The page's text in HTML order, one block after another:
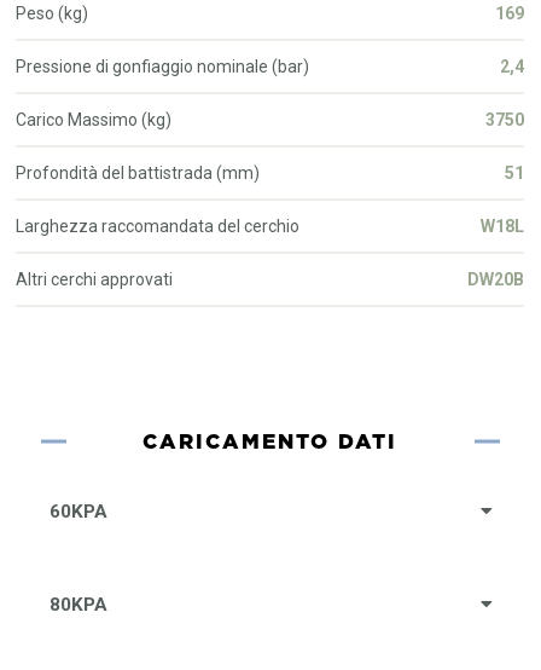
Peso (kg) 169
Pressione di gonfiaggio nominale (bar) 2,4
Carico Massimo (kg) 3750
Profondità del battistrada (mm) 51
Larghezza raccomandata del cerchio W18L
Altri cerchi approvati DW20B
CARICAMENTO DATI
60KPA
80KPA